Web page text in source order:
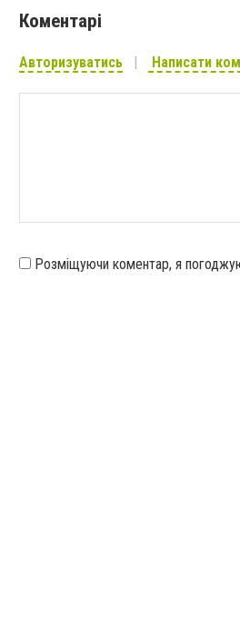
Коментарі
Авторизуватись Написати
Розміщуючи коментар, я